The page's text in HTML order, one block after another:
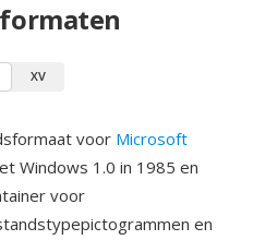
XV
voor Microsoft
Windows 1.0 in 1985 en
voor
en